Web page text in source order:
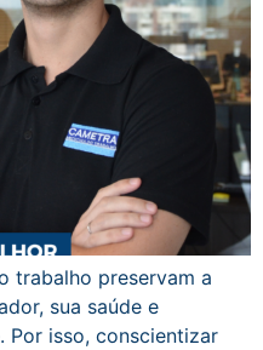
trabalho preservam a
sua saúde e
Por isso, conscientizar